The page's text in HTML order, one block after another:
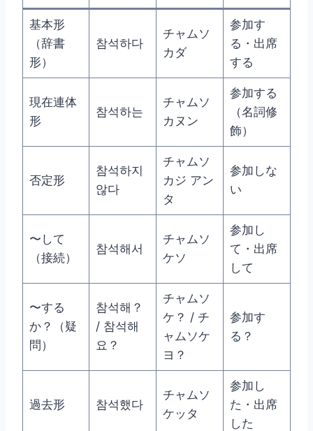
基本形
（辞書
形）
참석하다
チャムソ
カダ
参加す
る・出席
する
現在連体
形
참석하는
チャムソ
カヌン
参加する
（名詞修
飾）
否定形
참석하지
않다
チャムソ
カジ アン
タ
参加しな
い
〜して
（接続）
참석해서
チャムソ
ケソ
参加し
て・出席
して
〜する
か？（疑
問）
참석해？
/ 참석해
요？
チャムソ
ケ？ / チ
ャムソケ
ヨ？
参加す
る？
過去形 참석했다
チャムソ
ケッタ
参加し
た・出席
した